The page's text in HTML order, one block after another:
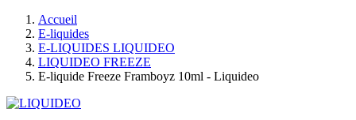
Accueil
E-liquides
E-LIQUIDES LIQUIDEO
LIQUIDEO FREEZE
E-liquide Freeze Framboyz 10ml - Liquideo